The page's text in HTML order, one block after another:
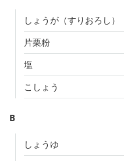
しょうが（すりおろし）
片栗粉
塩
こしょう
B
しょうゆ